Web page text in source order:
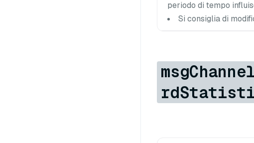
periodo di tempo
Si consiglia di